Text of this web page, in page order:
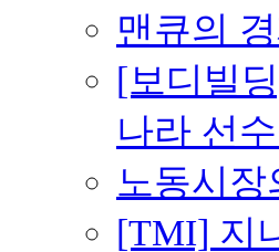
맨큐의
[보디빌
나라 선
노동시
[TMI] 지